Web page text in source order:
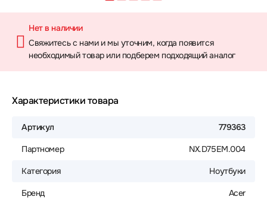
Нет в наличии
Свяжитесь с нами и мы уточним, когда появится
необходимый товар или подберем подходящий аналог
Характеристики товара
Артикул 779363
Партномер NX.D75EM.004
Категория Ноутбуки
Бренд Acer